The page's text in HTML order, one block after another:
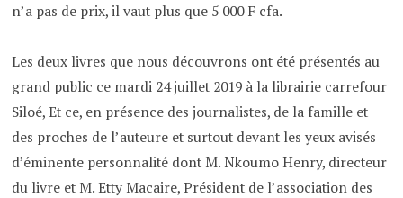
n’a pas de prix, il vaut plus que 5 000 F cfa.
Les deux livres que nous découvrons ont été présentés au
grand public ce mardi 24 juillet 2019 à la librairie carrefour
Siloé, Et ce, en présence des journalistes, de la famille et
des proches de l’auteure et surtout devant les yeux avisés
d’éminente personnalité dont M. Nkoumo Henry, directeur
du livre et M. Etty Macaire, Président de l’association des